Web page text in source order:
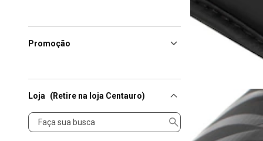
Promoção
Loja (Retire na loja Centauro)
Loja